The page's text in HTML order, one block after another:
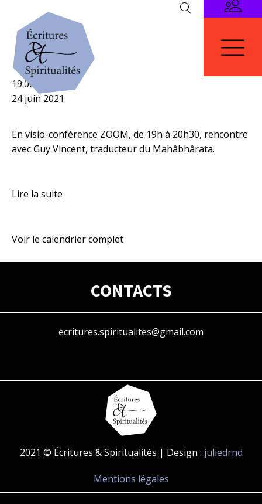
Rencontre
avec
19:00
24 juin 2021
En visio-conférence ZOOM, de 19h à 20h30, rencontre
avec Guy Vincent, traducteur du Mahâbhârata.
Lire la suite
Voir le calendrier complet
CONTACTS
ecritures.spiritualites@gmail.com
2021 © Écritures & Spiritualités | Design : juliedrnd
Mentions légales